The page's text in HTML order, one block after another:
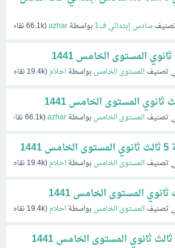
سادس إبتدائي ف1 بواسطةazhar
(
66.1kنقاط)
تصنيفالمستوى الخامسبواسطةاحلام(
19.4kنقاط)
تصنيفالمستوى الخامسبواسطةazhar
(
66.1kنقاط)
تصنيفالمستوى الخامسبواسطةاحلام(
19.4kنقاط)
تصنيفالمستوى الخامسبواسطةاحلام(
19.4kنقاط)